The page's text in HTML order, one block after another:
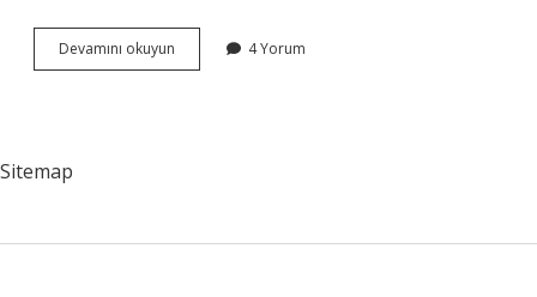
Devamını okuyun
mavi
4 Yorum
Sitemap